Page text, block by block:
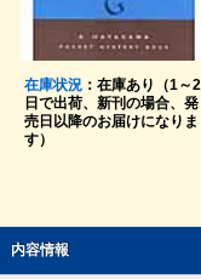
在庫状況：在庫あり（1～2
日で出荷、新刊の場合、発
売日以降のお届けになりま
す）
内容情報